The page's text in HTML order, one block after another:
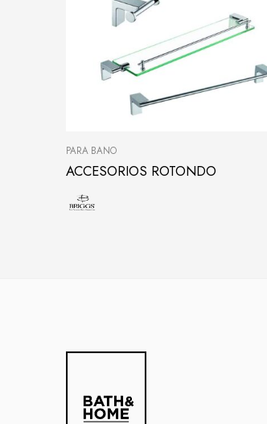
PARA BAÑO
ACCESORIOS ROTONDO